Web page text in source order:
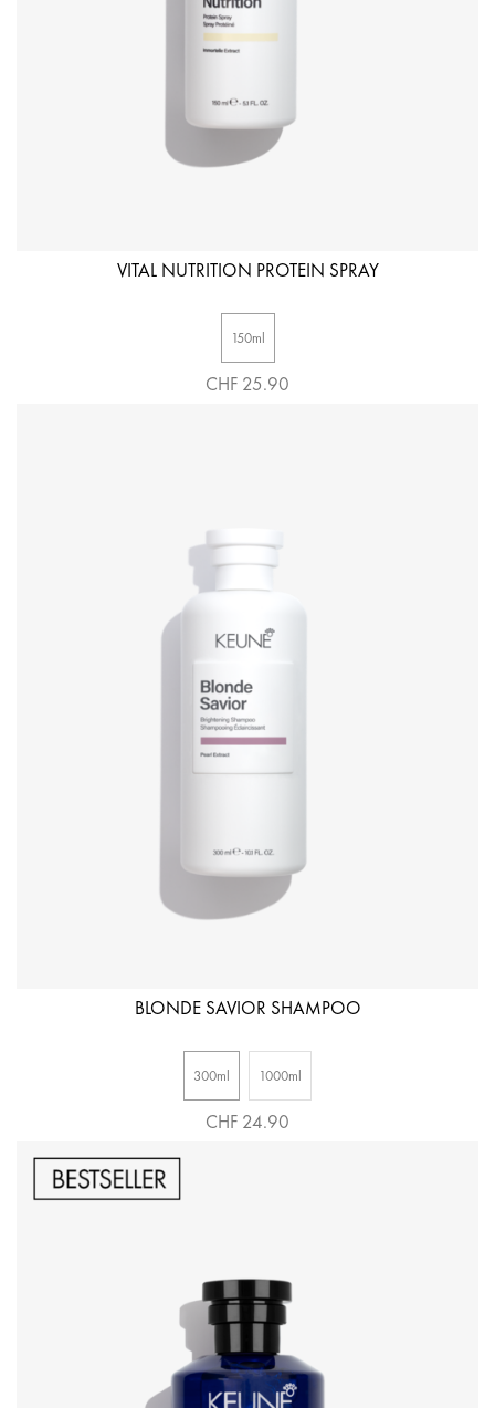
VITAL NUTRITION PROTEIN SPRAY
150ml
CHF 25.90
BLONDE SAVIOR SHAMPOO
300ml 1000ml
CHF 24.90